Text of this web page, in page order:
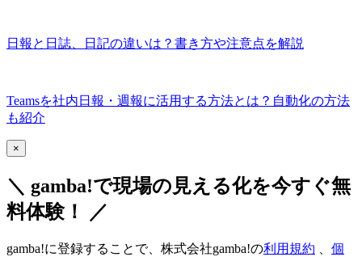
日報と日誌、日記の違いは？書き方や注意点を解説
Teamsを社内日報・週報に活用する方法とは？自動化の方法
も紹介
×
＼ gamba!で現場の見える化を今すぐ無
料体験！ ／
gamba!に登録することで、株式会社gamba!の利用規約
個